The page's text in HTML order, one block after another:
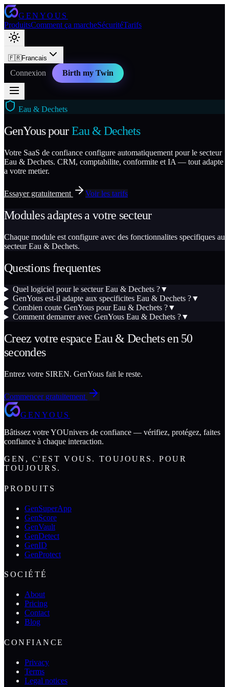
GENYOUS
ProduitsComment ça marcheSécuritéTarifs
🇫🇷Francais
Connexion Birth my Twin
Eau & Dechets
GenYous pourEau & Dechets
Votre SaaS de confiance configure automatiquement pour le secteur
Eau & Dechets. CRM, comptabilite, conformite et IA — tout adapte
a votre metier.
Essayer gratuitement Voir les tarifs
Modules adaptes a votre secteur
Chaque module est configure avec des fonctionnalites specifiques au
secteur Eau & Dechets.
Questions frequentes
Quel logiciel pour le secteur Eau & Dechets ?▼
GenYous est-il adapte aux specificites Eau & Dechets ?▼
Combien coute GenYous pour Eau & Dechets ?▼
Comment demarrer avec GenYous Eau & Dechets ?▼
Creez votre espace Eau & Dechets en 50
secondes
Entrez votre SIREN. GenYous fait le reste.
Commencer gratuitement
GENYOUS
Bâtissez votre YOUnivers de confiance — vérifiez, protégez, faites
confiance à chaque interaction.
GEN, C'EST VOUS. TOUJOURS. POUR
TOUJOURS.
PRODUITS
GenSuperApp
GenScore
GenVault
GenDetect
GenID
GenProtect
SOCIÉTÉ
About
Pricing
Contact
Blog
CONFIANCE
Privacy
Terms
Legal notices